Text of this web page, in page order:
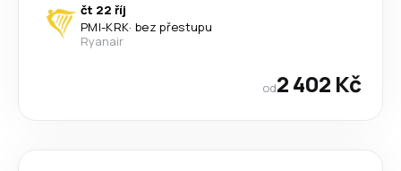
čt 22 říj
PMI-KRK· bez přestupu
Ryanair
od2 402 Kč